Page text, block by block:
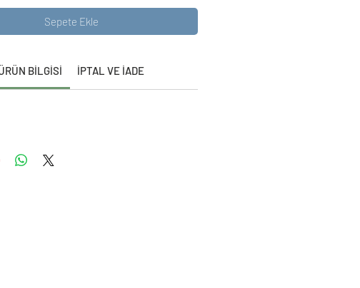
Sepete Ekle
BİLGİSİ İPTAL VE İADE